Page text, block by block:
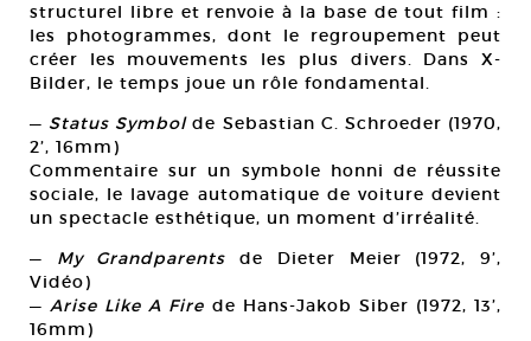
structurel libre et renvoie à la base de tout film :
les photogrammes, dont le regroupement peut
créer les mouvements les plus divers. Dans X-
Bilder, le temps joue un rôle fondamental.
— Status Symbolde Sebastian C. Schroeder (1970,
2’, 16mm)
Commentaire sur un symbole honni de réussite
sociale, le lavage automatique de voiture devient
un spectacle esthétique, un moment d’irréalité.
— My Grandparents de Dieter Meier (1972, 9’,
Vidéo)
—Arise Like A Fire de Hans-Jakob Siber (1972, 13’,
16mm)